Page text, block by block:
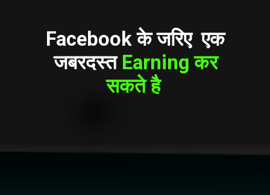
Facebook के जरिए एक
जबरदस्तEarning कर
सकते है